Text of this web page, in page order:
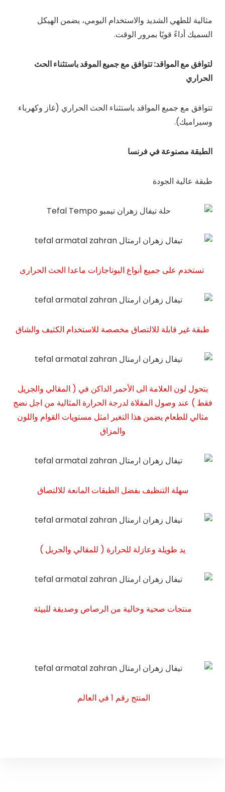
مثالية للطهي الشديد والاستخدام اليومي، يضمن الهيكل
السميك أداءً قويًا بمرور الوقت.
لتوافق مع المواقد: تتوافق مع جميع الموقد باستثناء الحث
الحراري
تتوافق مع جميع المواقد باستثناء الحث الحراري (غاز وكهرباء
وسيراميك).
الطبقة مصنوعة في فرنسا
طبقة عالية الجودة
تستخدم على جميع أنواع البوتاجازات ماعدا الحث الحرارى
طبقة غير قابلة للالتصاق مخصصة للاستخدام الكثيف والشاق
يتحول لون العلامة الى الأحمر الداكن في ( المقالي والجريل
فقط ) عند وصول المقلاة لدرجة الحرارة المثالية من اجل نضج
مثالي للطعام يضمن هذا التغير امثل مستويات القوام واللون
والمزاق
سهلة التنظيف بفضل الطبقات المانعة للالتصاق
يد طويلة وعازلة للحرارة ( للمقالي والجريل )
منتجات صحية وخالية من الرصاص وصديقة للبيئة
المنتج رقم 1 في العالم